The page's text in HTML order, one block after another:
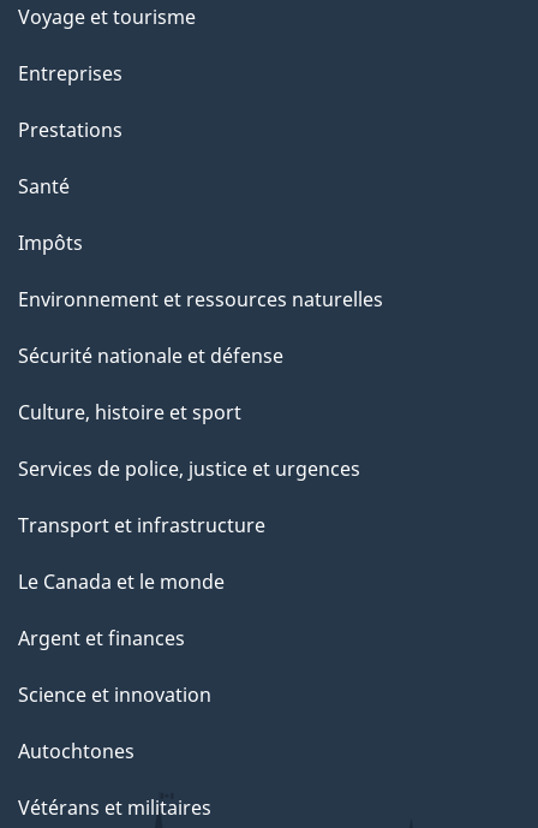
Voyage et tourisme
Entreprises
Prestations
Santé
Impôts
Environnement et ressources naturelles
Sécurité nationale et défense
Culture, histoire et sport
Services de police, justice et urgences
Transport et infrastructure
Le Canada et le monde
Argent et finances
Science et innovation
Autochtones
Vétérans et militaires